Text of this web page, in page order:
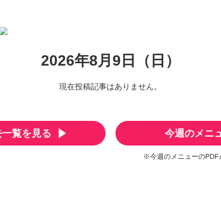
2026年8月9日（日）
現在投稿記事はありません。
覧を見る 今週のメニ
※今週のメニューのPDF